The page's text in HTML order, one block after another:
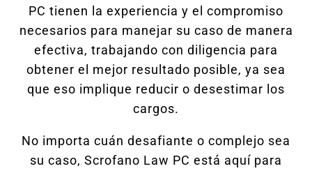
PC tienen la experiencia y el compromiso
necesarios para manejar su caso de manera
efectiva, trabajando con diligencia para
obtener el mejor resultado posible, ya sea
que eso implique reducir o desestimar los
cargos.
No importa cuán desafiante o complejo sea
su caso, Scrofano Law PC está aquí para